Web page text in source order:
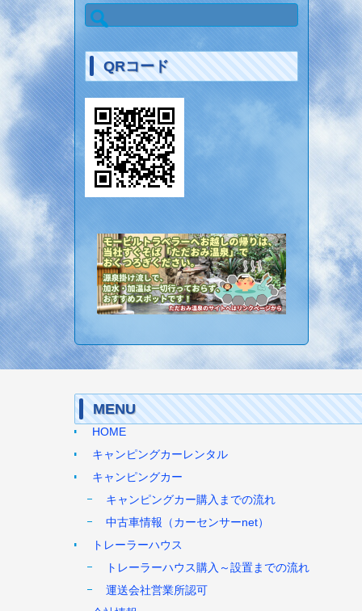
検
索:
QRコード
MENU
HOME
キャンピングカーレンタル
キャンピングカー
キャンピングカー購入までの流れ
中古車情報（カーセンサーnet）
トレーラーハウス
トレーラーハウス購入～設置までの流れ
運送会社営業所認可